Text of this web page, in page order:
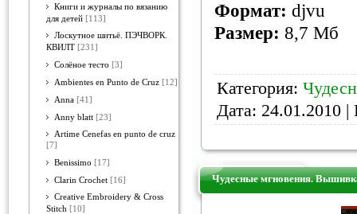
Книги и журналы по вязанию
для детей [113]
Лоскутное шитьё. ПЭЧВОРК.
КВИЛТ [231]
Солёное тесто [3]
Ambientes en Punto de Cruz [12]
Anna [41]
Anny blatt [23]
Artime Cenefas en punto de cruz
[7]
Benissimo [17]
Clarin Crochet [16]
Creative Embroidery & Cross
Stitch [10]
Формат: djvu
Размер: 8,7 Мб
Категория:
Дата: 24.01.2010 |
Чудесные мгновения.